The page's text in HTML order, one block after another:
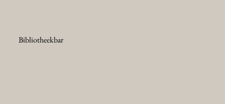
Bibliotheekbar